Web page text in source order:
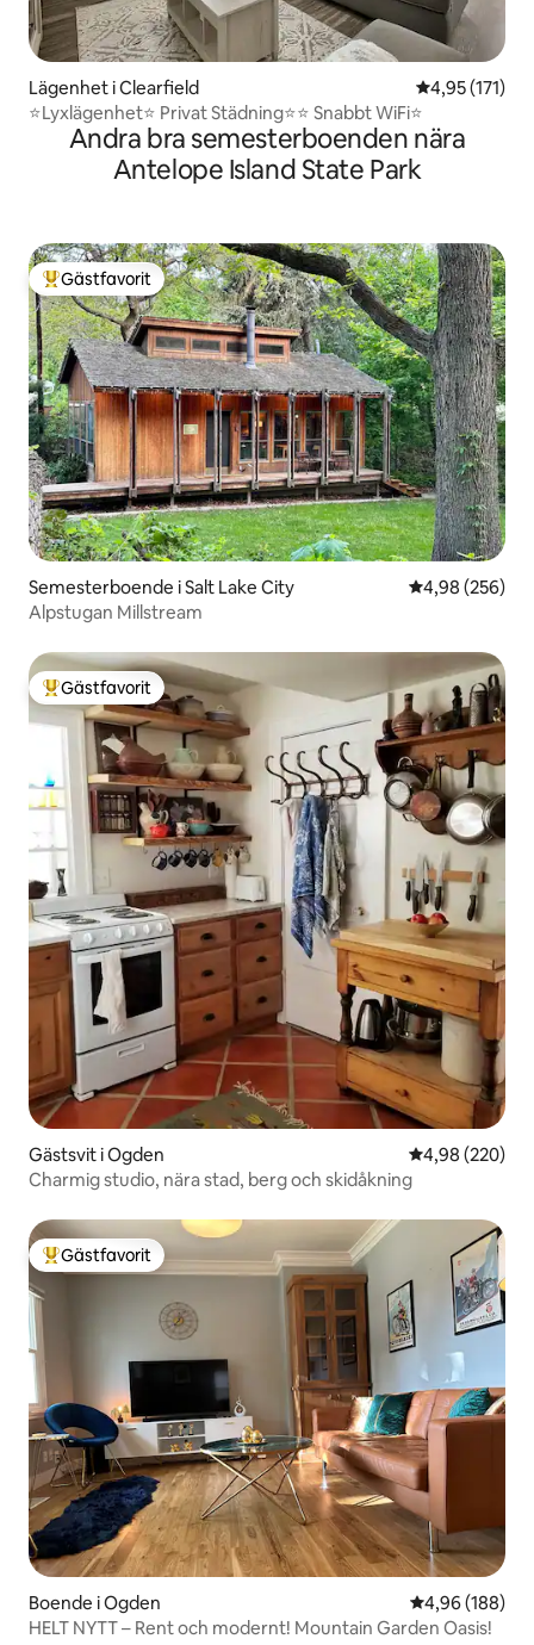
Lägenhet i Clearfield 4,95 av 5 i
4,95 (171)
⭐️Lyxlägenhet⭐️ Privat Städning⭐️⭐️ Snabbt WiFi⭐️
Andra bra semesterboenden nära
Antelope Island State Park
Populär gästfavorit
Gästfavorit
Semesterboende i Salt Lake City 4,98 av 5 i
4,98 (256)
Alpstugan Millstream
Populär gästfavorit
Gästfavorit
Gästsvit i Ogden 4,98 av 5 i
4,98 (220)
Charmig studio, nära stad, berg och skidåkning
Populär gästfavorit
Gästfavorit
Boende i Ogden 4,96 av 5 i
4,96 (188)
HELT NYTT – Rent och modernt! Mountain Garden Oasis!